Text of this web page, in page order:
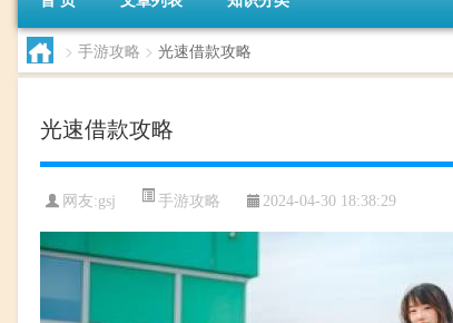
> 手游攻略 > 光速借款攻略
光速借款攻略
网友:gsj 手游攻略 2024-04-30 18:38:29